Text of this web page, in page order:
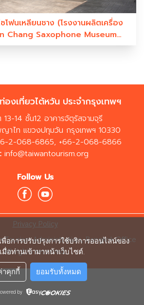
ฟนเหลียนชาง (โรงงานผลิตเครื่อง
Chang Saxophone Museum
Instrument Factory)
องเที่ยวไต้หวัน ประจำกรุงเทพฯ
14 ชั้น12 อาคารจัตุรัสจามจุรี
าไท แขวงปทุมวัน กรุงเทพฯ 10330
2-068-6865, +66-2-068-6866
info@taiwantourism.org
Follow Us
Privacy Policy
Tourism Administration, Bangkok Office
All rights reserved.
อการปรับปรุงการใช้บริการออนไลน์ของ
มื่อท่านเข้ามาหน้าเว็บไซต์.
าคุกกี้ ยอมรับทั้งหมด
by